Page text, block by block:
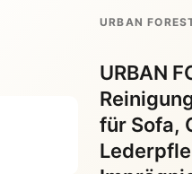
URBAN
URBAN
für Sofa,